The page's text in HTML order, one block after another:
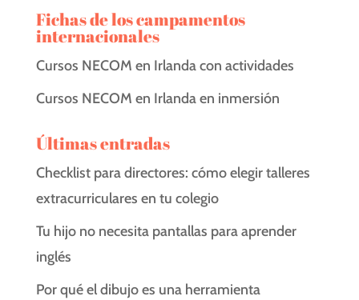
Fichas de los campamentos
internacionales
Cursos NECOM en Irlanda con actividades
Cursos NECOM en Irlanda en inmersión
Últimas entradas
Checklist para directores: cómo elegir talleres
extracurriculares en tu colegio
Tu hijo no necesita pantallas para aprender
inglés
Por qué el dibujo es una herramienta